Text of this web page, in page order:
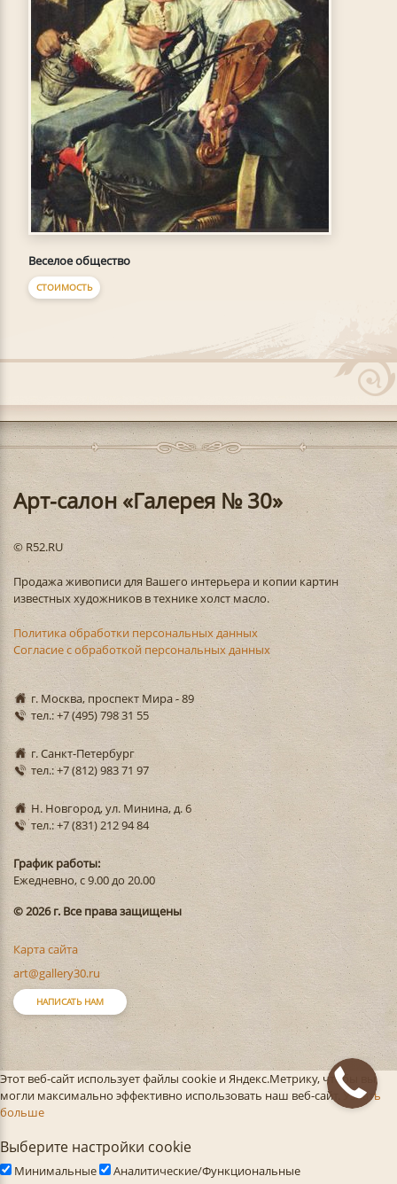
Веселое общество
СТОИМОСТЬ
Арт-салон «Галерея № 30»
© R52.RU
Продажа живописи для Вашего интерьера и копии картин
известных художников в технике холст масло.
Политика обработки персональных данных
Согласие с обработкой персональных данных
г. Москва, проспект Мира - 89
тел.: +7 (495) 798 31 55
г. Санкт-Петербург
тел.: +7 (812) 983 71 97
Н. Новгород, ул. Минина, д. 6
тел.: +7 (831) 212 94 84
График работы:
Ежедневно, с 9.00 до 20.00
© 2026 г. Все права защищены
Карта сайта
art@gallery30.ru
НАПИСАТЬ НАМ
Этот веб-сайт использует файлы cookie и Яндекс.Метрику, чтобы вы
могли максимально эффективно использовать наш веб-сайт. Узнать
больше
Выберите настройки cookie
Минимальные Аналитические/Функциональные